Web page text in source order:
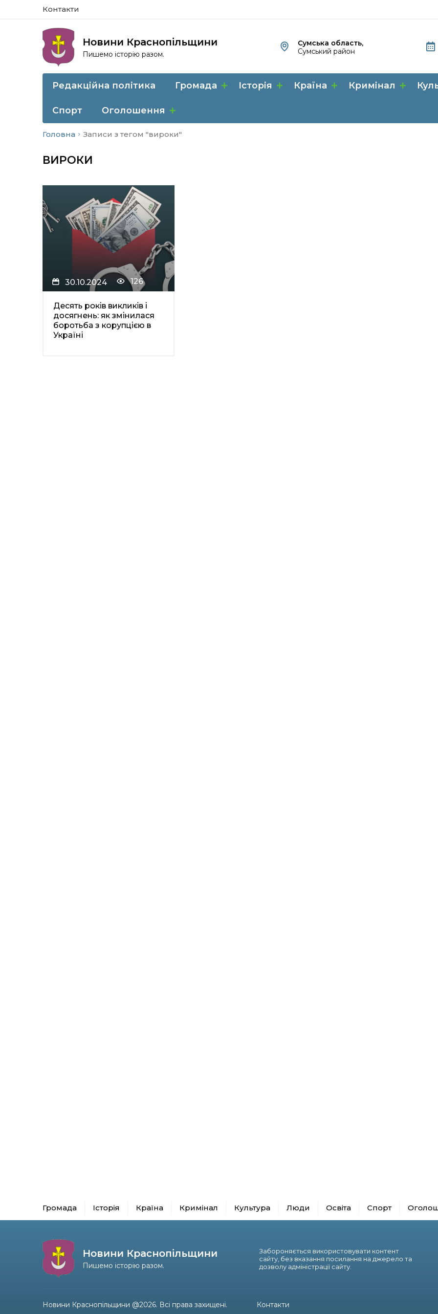
Контакти
Новини Краснопільщини
Пишемо історію разом.
Сумська область,
Сумський район
Редакційна політика Громада Історія Країна Кримінал
Спорт Оголошення
Головна Записи з тегом "вироки"
ВИРОКИ
30.10.2024 126
Десять років викликів і
досягнень: як змінилася
боротьба з корупцією в
Україні
Громада Історія Країна Кримінал Культура Люди Освіта Спорт
Новини Краснопільщини
Пишемо історію разом.
Забороняється використовувати контент
сайту, без вказання посилання на джерело та
дозволу адміністрації сайту.
Новини Краснопільщини @2026. Всі права захищені. Контакти